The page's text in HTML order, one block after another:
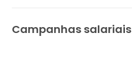
Campanhas salariais